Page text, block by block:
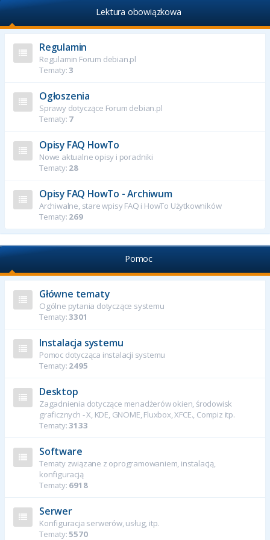
Lektura obowiązkowa
Regulamin
Regulamin Forum debian.pl
Tematy:3
Ogłoszenia
Sprawy dotyczące Forum debian.pl
Tematy: 7
Opisy FAQ HowTo
Nowe aktualne opisy i poradniki
Tematy: 28
Opisy FAQ HowTo - Archiwum
Archiwalne, stare wpisy FAQ i HowTo Użytkowników
Tematy: 269
Pomoc
Główne tematy
Ogólne pytania dotyczące systemu
Tematy:3301
Instalacja systemu
Pomoc dotycząca instalacji systemu
Tematy: 2495
Desktop
Zagadnienia dotyczące menadżerów okien, środowisk
graficznych - X, KDE, GNOME, Fluxbox, XFCE., Compiz itp.
Tematy:3133
Software
Tematy związane z oprogramowaniem, instalacją,
konfiguracją
Tematy: 6918
Serwer
Konfiguracja serwerów, usług, itp.
Tematy:5570